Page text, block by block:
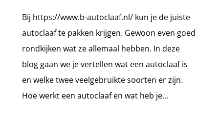
Bij https://www.b-autoclaaf.nl/ kun je de juiste
autoclaaf te pakken krijgen. Gewoon even goed
rondkijken wat ze allemaal hebben. In deze
blog gaan we je vertellen wat een autoclaaf is
en welke twee veelgebruikte soorten er zijn.
Hoe werkt een autoclaaf en wat heb je...